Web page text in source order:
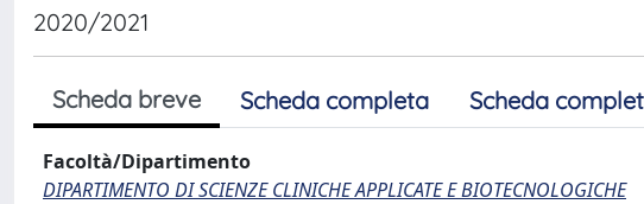
2020/2021
Scheda breve Scheda completa Scheda
Facoltà/Dipartimento
DIPARTIMENTO DI SCIENZE CLINICHE APPLICATE E BIOTECNOLOGICHE